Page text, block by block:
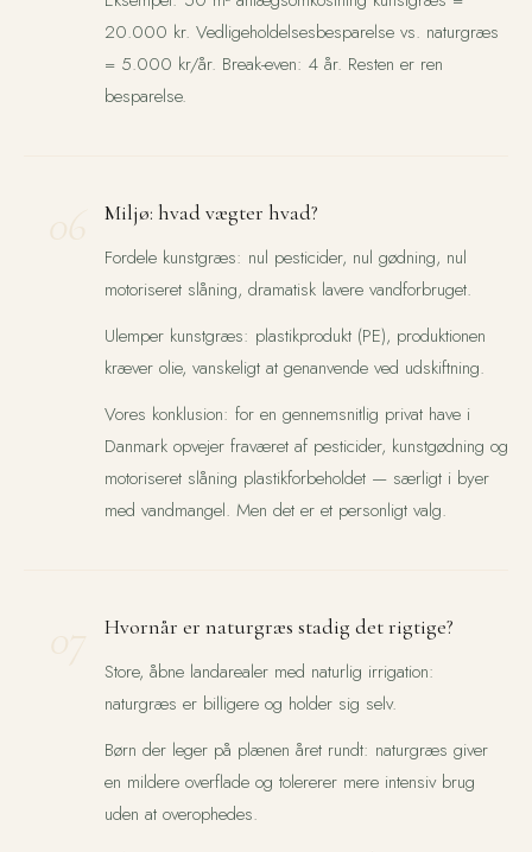
20.000 kr. Vedligeholdelsesbesparelse vs. naturgræs
= 5.000 kr/år. Break-even: 4 år. Resten er ren
besparelse.
Miljø: hvad vægter hvad?
Fordele kunstgræs: nul pesticider, nul gødning, nul
motoriseret slåning, dramatisk lavere vandforbruget.
Ulemper kunstgræs: plastikprodukt (PE), produktionen
kræver olie, vanskeligt at genanvende ved udskiftning.
Vores konklusion: for en gennemsnitlig privat have i
Danmark opvejer fraværet af pesticider, kunstgødning og
motoriseret slåning plastikforbeholdet — særligt i byer
med vandmangel. Men det er et personligt valg.
Hvornår er naturgræs stadig det rigtige?
Store, åbne landarealer med naturlig irrigation:
naturgræs er billigere og holder sig selv.
Børn der leger på plænen året rundt: naturgræs giver
en mildere overflade og tolererer mere intensiv brug
uden at overophedes.